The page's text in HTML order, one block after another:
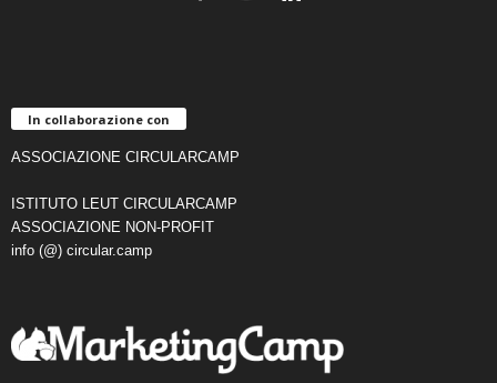
In collaborazione con
ASSOCIAZIONE CIRCULARCAMP
ISTITUTO LEUT CIRCULARCAMP
ASSOCIAZIONE NON-PROFIT
info (@) circular.camp